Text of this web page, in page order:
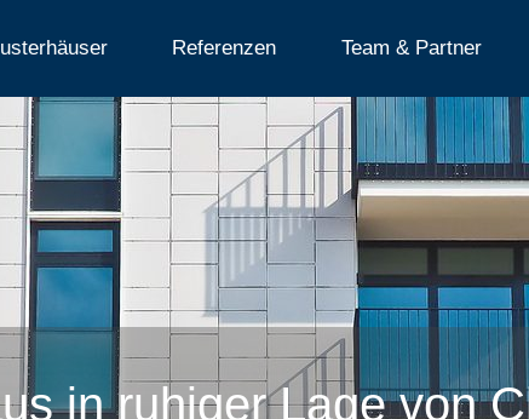
Referenzen Team & Partner
in ruhiger Lage von